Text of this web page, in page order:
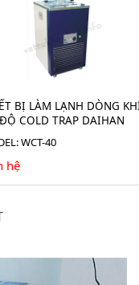
BỊ LÀM LẠNH DÒNG
COLD TRAP DAIHAN
WCT-40
hệ